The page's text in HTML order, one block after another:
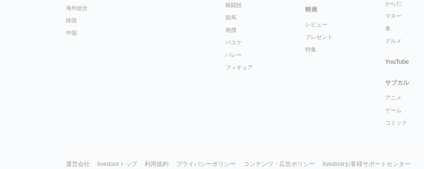
海外総合
韓国
中国
格闘技
競馬
相撲
バスケ
バレー
フィギュア
映画
レビュー
プレゼント
特集
からだ
マネー
車
グルメ
YouTube
サブカル
アニメ
ゲーム
コミック
運営会社 livedoorトップ 利用規約 プライバシーポリシー コンテンツ・広告ポリシー livedoorお客様サポートセンター